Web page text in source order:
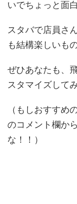
いでちょっと面
スタバで店員さ
も結構楽しいも
ぜひあなたも、
スタマイズして
（もしおすすめ
のコメント欄か
な！！）